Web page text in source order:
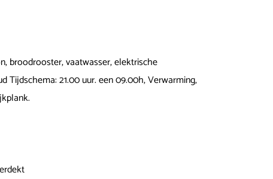
broodrooster, vaatwasser, elektrische
21.00 uur. een 09.00h, Verwarming,